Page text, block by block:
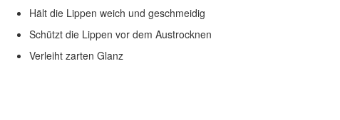
Hält die Lippen weich und geschmeidig
Schützt die Lippen vor dem Austrocknen
Verleiht zarten Glanz